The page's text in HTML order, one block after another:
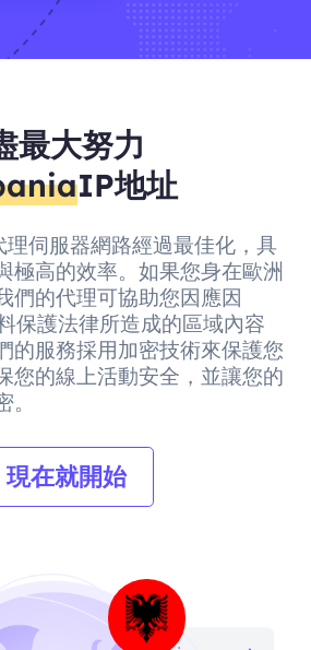
最大努力
IP地址
伺服器網路經過最佳化，具
極高的效率。如果您身在歐洲
們的代理可協助您因應因
保護法律所造成的區域內容
的服務採用加密技術來保護您
您的線上活動安全，並讓您的
現在就開始